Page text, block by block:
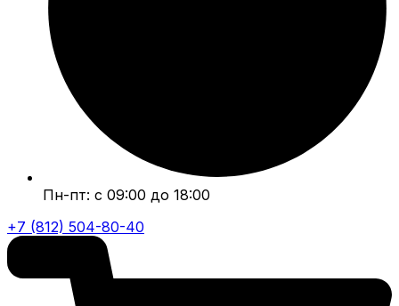
Пн-пт: с 09:00 до 18:00
+7 (812) 504-80-40